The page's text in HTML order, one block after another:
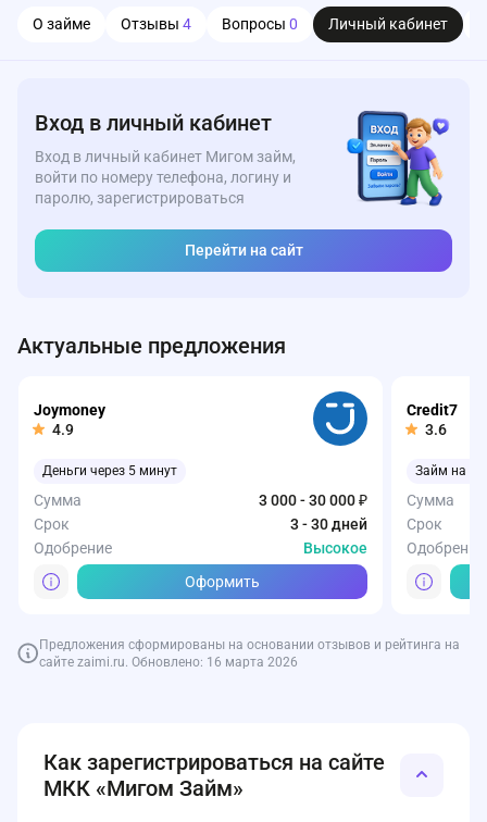
О займе Отзывы 4 Вопросы 0 Личный кабинет
Вход в личный кабинет
Вход в личный кабинет Мигом займ,
войти по номеру телефона, логину и
паролю, зарегистрироваться
Перейти на сайт
Актуальные предложения
Joymoney
4.9
Деньги через 5 минут
Сумма
3 000 - 30 000 ₽
Срок
3 - 30 дней
Одобрение
Высокое
Оформить
Credit7
3.6
Займ на
Сумма
Срок
Одобрение
Предложения сформированы на основании отзывов и рейтинга на
сайте zaimi.ru. Обновлено: 16 марта 2026
Как зарегистрироваться на сайте
МКК «Мигом Займ»